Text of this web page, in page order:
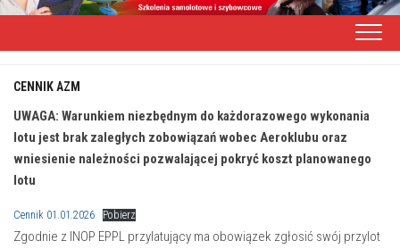
CENNIK AZM
UWAGA: Warunkiem niezbędnym do każdorazowego wykonania
lotu jest brak zaległych zobowiązań wobec Aeroklubu oraz
wniesienie należności pozwalającej pokryć koszt planowanego
lotu
Cennik 01.01.2026 Pobierz
Zgodnie z INOP EPPL przylatujący ma obowiązek zgłosić swój przylot